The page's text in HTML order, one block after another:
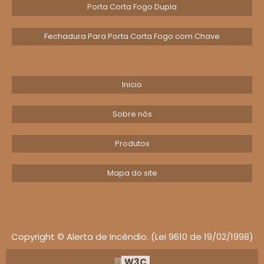
Escolher porta corta-fogo 90x210 certificada
manter manutenção garante proteção total
COMPONENTES E
ACESSÓRIOS: FOLHA,
MARCO, FECHADURA,
TRINCO E BATENTE
A porta corta fogo 90x210 integra folha,
marco, fechadura, trinco e batente
dobradicas pensados para retardar chamas e
Concepção prática dos elementos
Porta Corta Fogo Dupla
Fechadura Para Porta Corta Fogo com Chave
Inicio
Sobre nós
Produtos
Mapa do site
Copyright © Alerta de Incêndio. (Lei 9610 de 19/02/1998)